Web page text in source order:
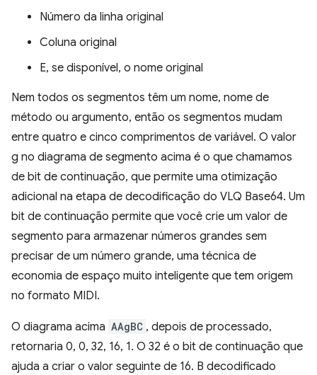
Número da linha original
Coluna original
E, se disponível, o nome original
Nem todos os segmentos têm um nome, nome de
método ou argumento, então os segmentos mudam
entre quatro e cinco comprimentos de variável. O valor
g no diagrama de segmento acima é o que chamamos
de bit de continuação, que permite uma otimização
adicional na etapa de decodificação do VLQ Base64. Um
bit de continuação permite que você crie um valor de
segmento para armazenar números grandes sem
precisar de um número grande, uma técnica de
economia de espaço muito inteligente que tem origem
no formato MIDI.
O diagrama acima AAgBC , depois de processado,
retornaria 0, 0, 32, 16, 1. O 32 é o bit de continuação que
ajuda a criar o valor seguinte de 16. B decodificado